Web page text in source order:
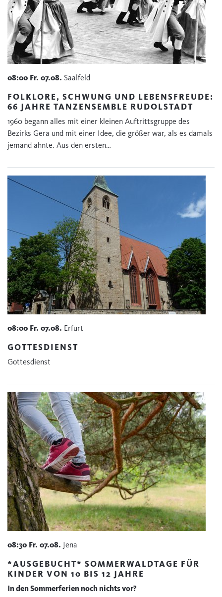
08:00 Fr. 07.08. Saalfeld
FOLKLORE, SCHWUNG UND LEBENSFREUDE:
66 JAHRE TANZENSEMBLE RUDOLSTADT
1960 begann alles mit einer kleinen Auftrittsgruppe des
Bezirks Gera und mit einer Idee, die größer war, als es damals
jemand ahnte. Aus den ersten…
08:00 Fr. 07.08. Erfurt
GOTTESDIENST
Gottesdienst
08:30 Fr. 07.08. Jena
*AUSGEBUCHT* SOMMERWALDTAGE FÜR
KINDER VON 10 BIS 12 JAHRE
In den Sommerferien noch nichts vor?